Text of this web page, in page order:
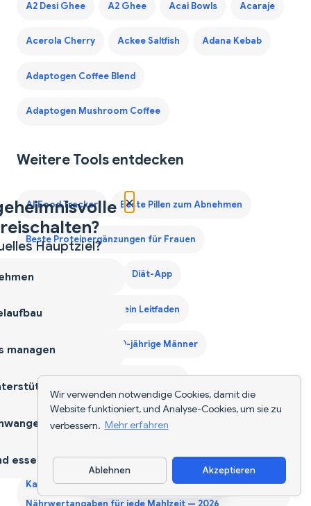
Wir verwenden notwendige Cookies, damit die
Website funktioniert, und Analyse-Cookies, um sie zu
verbessern. Mehr erfahren
Ablehnen Akzeptieren
A2 Desi Ghee A2 Ghee Acai Bowls Acaraje
Acerola Cherry Ackee Saltfish Adana Kebab
Adaptogen Coffee Blend
Adaptogen Mushroom Coffee
Weitere Tools entdecken
AI Food Tracker Beste Pillen zum Abnehmen
Beste Proteinergänzungen für Frauen
Calorie Deficit Diet Diät-App
Drittes Trimester Protein Leitfaden
Ernährungsplan für 40-jährige Männer
Erstes Trimester Protein Leitfaden
Gewichtszunahme Diätplan Deutschland
Kalorienzähler für deutsche Gerichte - Sofortige
Nährwertangaben für jede Mahlzeit — 2026
App herunterladen
×
Hauptziel?
managen
essen